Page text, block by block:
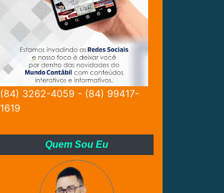
(84) 3262-4059 - (84) 99417-
1619
Quem Sou Eu